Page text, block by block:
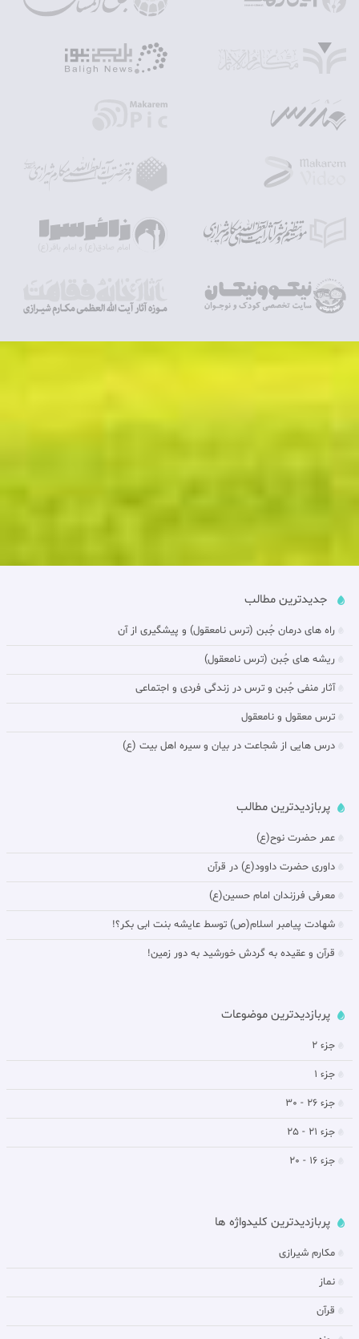
جدیدترین مطالب
راه های درمان جُبن (ترس نامعقول) و پيشگيرى از آن‏
ريشه هاى جُبن (ترس نامعقول)
آثار منفى جُبن و ترس در زندگى فردى و اجتماعى‏
ترس معقول و نامعقول‏
درس هایی از شجاعت در بيان و سیره اهل بیت (ع)
پربازدیدترین مطالب
عمر حضرت نوح(ع)
داورى حضرت داوود(ع) در قرآن
معرفی فرزندان امام حسین(ع)
شهادت پیامبر اسلام(ص) توسط عایشه بنت ابی بکر؟!
قرآن و عقیده به گردش خورشيد به دور زمين!
پربازدیدترین موضوعات
جزء 2
جزء 1
جزء 26 - 30
جزء 21 - 25
جزء 16 - 20
پربازدیدترین کلیدواژه ها
مکارم شیرازی
نماز
قرآن